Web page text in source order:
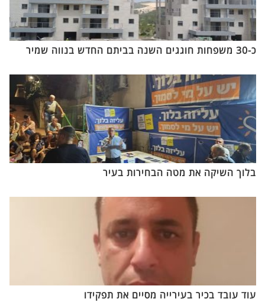
כ-30 משפחות חוגגים השנה בביתם החדש בנווה שמיר
בלוך השיקה את מטה הבחירות בעיר
עוד עובד בכיר בעירייה מסיים את תפקידו